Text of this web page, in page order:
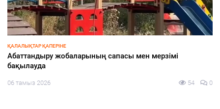
0
СПОРТ
Азия чемпионына құрмет көрсетілді